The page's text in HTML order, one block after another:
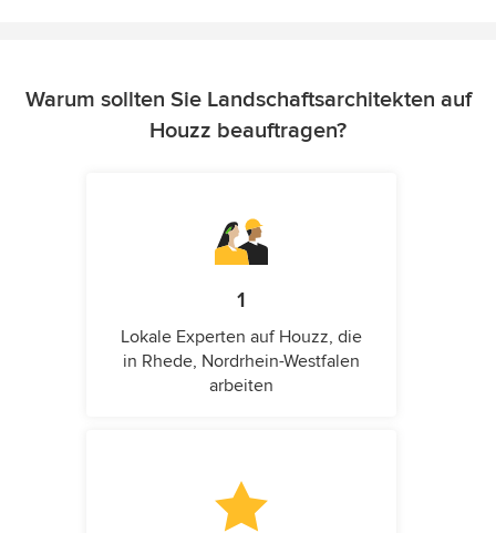
Warum sollten Sie Landschaftsarchitekten auf
Houzz beauftragen?
1
Lokale Experten auf Houzz, die
in Rhede, Nordrhein-Westfalen
arbeiten